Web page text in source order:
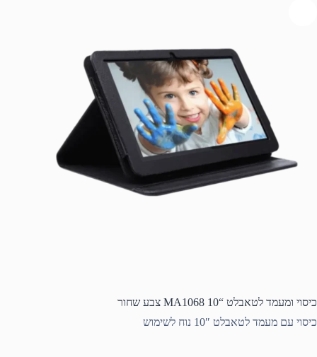
כיסוי ומעמד לטאבלט “MA1068 10 צבע שחור
כיסוי עם מעמד לטאבלט 10″ נוח לשימוש